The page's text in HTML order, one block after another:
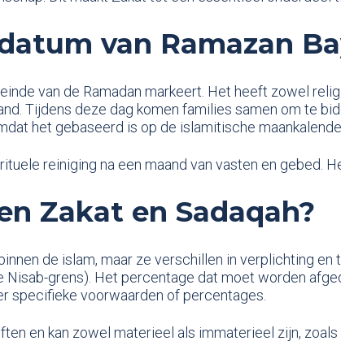
van Ramazan
van de Ramadan markeert. Het heeft zowel
Tijdens deze dag komen families samen om te
het gebaseerd is op de islamitische
reiniging na een maand van vasten en gebed.
Zakat en Sadaqah?
de islam, maar ze verschillen in verplichting
grens). Het percentage dat moet worden
specifieke voorwaarden of percentages.
en kan zowel materieel als immaterieel zijn, zoals